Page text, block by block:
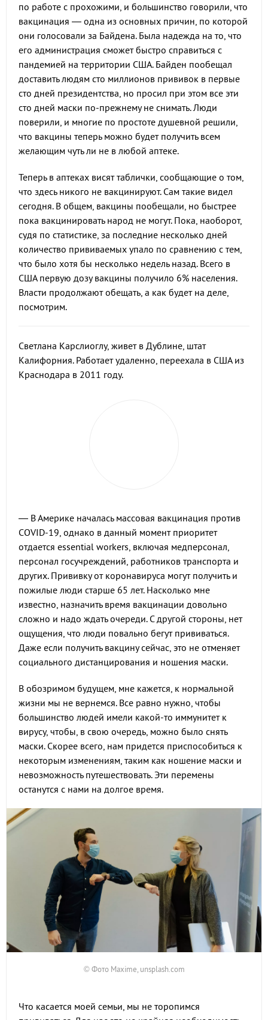
по работе с прохожими, и большинство говорили, что
вакцинация — одна из основных причин, по которой
они голосовали за Байдена. Была надежда на то, что
его администрация сможет быстро справиться с
пандемией на территории США. Байден пообещал
доставить людям сто миллионов прививок в первые
сто дней президентства, но просил при этом все эти
сто дней маски по-прежнему не снимать. Люди
поверили, и многие по простоте душевной решили,
что вакцины теперь можно будет получить всем
желающим чуть ли не в любой аптеке.
Теперь в аптеках висят таблички, сообщающие о том,
что здесь никого не вакцинируют. Сам такие видел
сегодня. В общем, вакцины пообещали, но быстрее
пока вакцинировать народ не могут. Пока, наоборот,
судя по статистике, за последние несколько дней
количество прививаемых упало по сравнению с тем,
что было хотя бы несколько недель назад. Всего в
США первую дозу вакцины получило 6% населения.
Власти продолжают обещать, а как будет на деле,
посмотрим.
Светлана Карслиоглу, живет в Дублине, штат
Калифорния. Работает удаленно, переехала в США из
Краснодара в 2011 году.
— В Америке началась массовая вакцинация против
COVID-19, однако в данный момент приоритет
отдается essential workers, включая медперсонал,
персонал госучреждений, работников транспорта и
других. Прививку от коронавируса могут получить и
пожилые люди старше 65 лет. Насколько мне
известно, назначить время вакцинации довольно
сложно и надо ждать очереди. С другой стороны, нет
ощущения, что люди повально бегут прививаться.
Даже если получить вакцину сейчас, это не отменяет
социального дистанцирования и ношения маски.
В обозримом будущем, мне кажется, к нормальной
жизни мы не вернемся. Все равно нужно, чтобы
большинство людей имели какой-то иммунитет к
вирусу, чтобы, в свою очередь, можно было снять
маски. Скорее всего, нам придется приспособиться к
некоторым изменениям, таким как ношение маски и
невозможность путешествовать. Эти перемены
останутся с нами на долгое время.
© Фото Maxime, unsplash.com
Что касается моей семьи, мы не торопимся